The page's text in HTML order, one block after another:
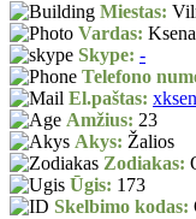
Miestas:
Vardas: Ksena
Skype: -
Telefono
El.paštas:
Amžius: 23
Akys: Žalios
Zodiakas:
Ūgis: 173
Skelbimo kodas: